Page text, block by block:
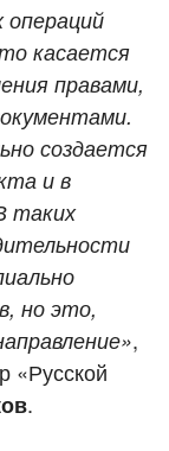
операций
касается
правами,
создается
и в
таких
но это,
,
«Русской
.